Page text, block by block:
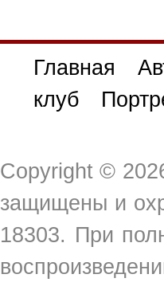
Главная
клуб
Copyright ©
защищены и
18303. При